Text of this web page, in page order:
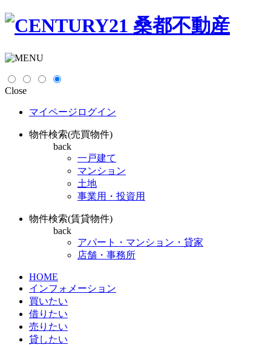
Close
マイページログイン
物件検索(売買物件)
back
一戸建て
マンション
土地
事業用・投資用
物件検索(賃貸物件)
back
アパート・マンション・貸家
店舗・事務所
HOME
インフォメーション
買いたい
借りたい
売りたい
貸したい